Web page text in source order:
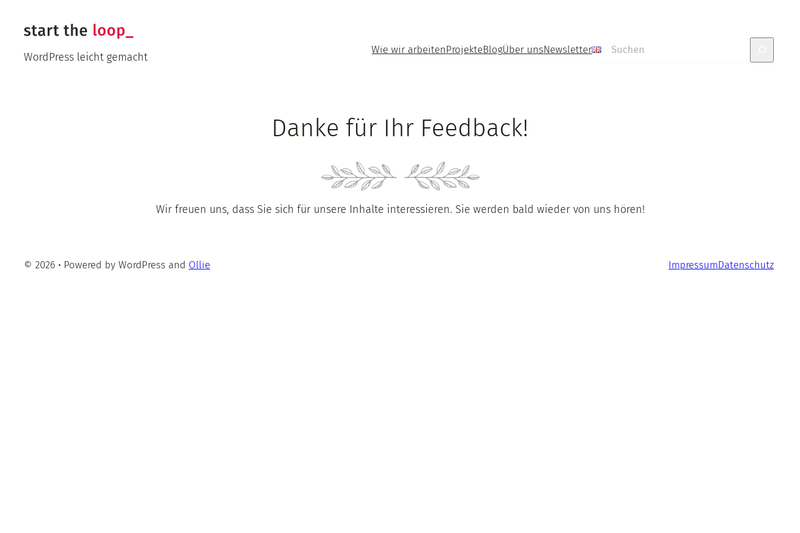
Inhalt
WordPress leicht gemacht
Wie wir arbeitenProjekteBlogÜber unsNewsletter Suchen
Danke für Ihr Feedback!
Wir freuen uns, dass Sie sich für unsere Inhalte interessieren. Sie werden bald wieder von uns hören!
© 2026 · Powered by WordPress and Ollie ImpressumDatenschutz